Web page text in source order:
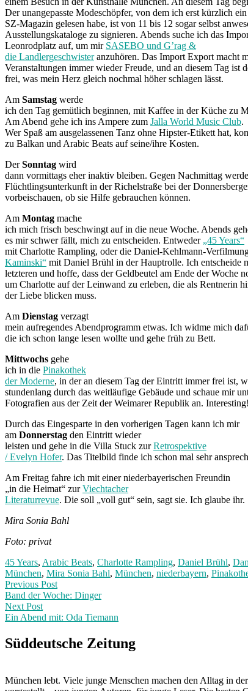
Der unangepasste Modeschöpfer, von dem ich erst kürzlich
SZ-Magazin gelesen habe, ist von 11 bis 12 sogar selbst
Ausstellungskataloge zu signieren. Abends suche ich das
Leonrodplatz auf, um mir SASEBO und G’rag &
die Landlergeschwisteranzuhören. Das Import Export macht
Veranstaltungen immer wieder Freude, und an diesem Tag ist
frei, was mein Herz gleich nochmal höher schlagen lässt.
Am Samstag werde
ich den Tag gemütlich beginnen, mit Kaffee in der Küche zu
Am Abend gehe ich ins Ampere zum Jalla World Music Club.
Wer Spaß am ausgelassenen Tanz ohne Hipster-Etikett hat,
zu Balkan und Arabic Beats auf seine/ihre Kosten.
DerSonntag wird
dann vormittags eher inaktiv bleiben. Gegen Nachmittag
Flüchtlingsunterkunft in der Richelstraße bei der
vorbeischauen, ob sie Hilfe gebrauchen können.
Am Montag mache
ich mich frisch beschwingt auf in die neue Woche. Abends
es mir schwer fällt, mich zu entscheiden. Entweder „45 Years“
mit Charlotte Rampling, oder die Daniel-Kehlmann-
Kaminski“ mit Daniel Brühl in der Hauptrolle. Ich entscheide
letzteren und hoffe, dass der Geldbeutel am Ende der Woche
um Charlotte auf der Leinwand zu erleben, die als Rentnerin
der Liebe blicken muss.
Am Dienstag verzagt
mein aufregendes Abendprogramm etwas. Ich widme mich
die ich schon lange lesen wollte und gehe früh zu Bett.
Mittwochs gehe
ich in die Pinakothek
der Moderne, in der an diesem Tag der Eintritt immer frei ist,
stundenlang durch das weitläufige Gebäude und schaue mir
Fotografien aus der Zeit der Weimarer Republik an. Interesting!
Durch das Eingesparte in den vorherigen Tagen kann ich mir
am Donnerstag den Eintritt wieder
leisten und gehe in die Villa Stuck zurRetrospektive
/ Evelyn Hofer. Das Titelbild finde ich schon mal sehr
Am Freitag fahre ich mit einer niederbayerischen Freundin
„in die Heimat“ zurViechtacher
Literaturrevue. Die soll „voll gut“ sein, sagt sie. Ich glaube ihr.
Mira Sonia Bahl
Foto: privat
45 Years, Arabic Beats, Charlotte Rampling, Daniel Brühl,
München, Mira Sonia Bahl, München, niederbayern,
Post
navigation
Previous PostPrevious
post:
Band der Woche: Dinger
Next Post
Ein Abend mit: Oda Tiemann
Post:
Süddeutsche Zeitung
München lebt. Viele junge Menschen machen den Alltag in